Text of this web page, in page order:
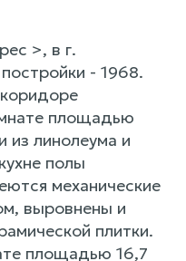
>, в г.
- 1968.
площадью
линолеума и
полы
механические
выровнены и
плитки.
площадью 16,7